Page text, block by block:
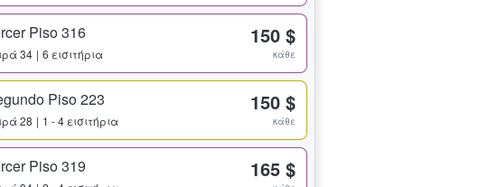
Piso 316
34 6 εισιτήρια
150 $
κάθε
Piso 223
28 1 - 4 εισιτήρια
150 $
κάθε
Piso 319 165 $